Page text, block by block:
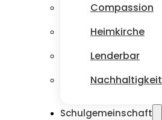
Compassion
Heimkirche
Lenderbar
Nachhaltigkeit
Schulgemeinschaft